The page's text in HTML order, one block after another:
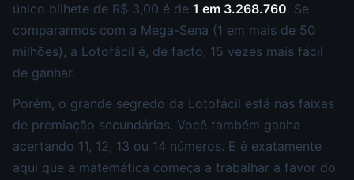
único bilhete de R$ 3,00 é de 1 em 3.268.760. Se
compararmos com a Mega-Sena (1 em mais de 50
milhões), a Lotofácil é, de facto, 15 vezes mais fácil
de ganhar.
Porém, o grande segredo da Lotofácil está nas faixas
de premiação secundárias. Você também ganha
acertando 11, 12, 13 ou 14 números. E é exatamente
aqui que a matemática começa a trabalhar a favor do